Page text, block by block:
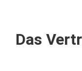
Das